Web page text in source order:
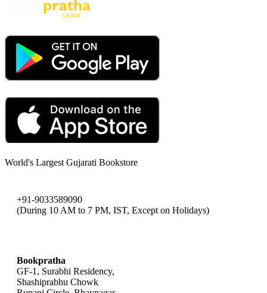
World's Largest Gujarati Bookstore
+91-9033589090
(During 10 AM to 7 PM, IST, Except on Holidays)
Bookpratha
GF-1, Surabhi Residency,
Shashiprabhu Chowk